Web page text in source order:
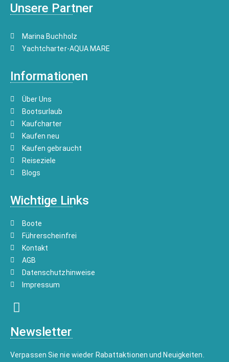
Unsere Partner
Marina Buchholz
Yachtcharter-AQUA MARE
Informationen
Über Uns
Bootsurlaub
Kaufcharter
Kaufen neu
Kaufen gebraucht
Reiseziele
Blogs
Wichtige Links
Boote
Führerscheinfrei
Kontakt
AGB
Datenschutzhinweise
Impressum
Newsletter
Verpassen Sie nie wieder Rabattaktionen und Neuigkeiten.